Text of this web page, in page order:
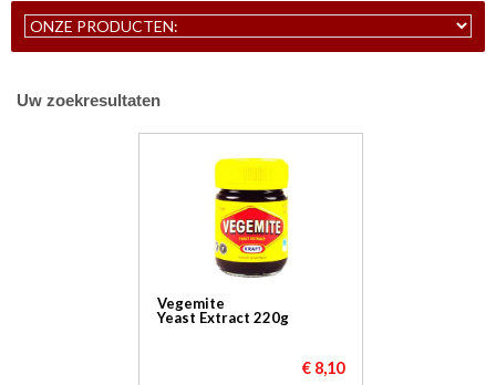
Uw zoekresultaten
Vegemite
Yeast Extract 220g
€ 8,10